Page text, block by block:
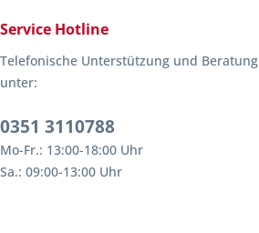
Service Hotline
Telefonische Unterstützung und Beratung
unter:
0351 3110788
Mo-Fr.: 13:00-18:00 Uhr
Sa.: 09:00-13:00 Uhr